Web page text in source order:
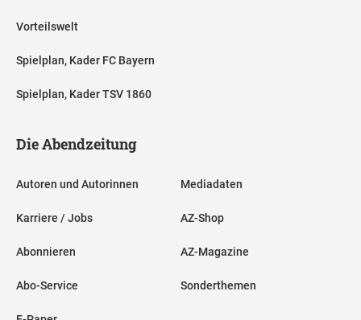
Vorteilswelt
Spielplan, Kader FC Bayern
Spielplan, Kader TSV 1860
Die Abendzeitung
Autoren und Autorinnen
Karriere / Jobs
Abonnieren
Abo-Service
Mediadaten
AZ-Shop
AZ-Magazine
Sonderthemen